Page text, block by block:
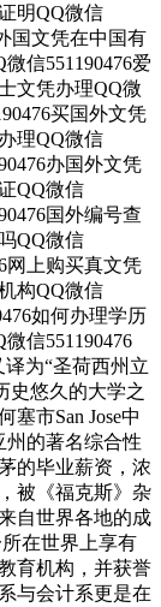
明QQ微信
国文凭在中国有
信551190476爱
文凭办理QQ微
买国外文凭
理QQ微信
办国外文凭
QQ微信
国外编号查
QQ微信
网上购买真文凭
构QQ微信
如何办理学历
信551190476
译为“圣荷西州立
史悠久的大学之
市San Jose中
州的著名综合性
的毕业薪资，浓
被《福克斯》杂
自世界各地的成
在世界上享有
育机构，并获誉
与会计系更是在